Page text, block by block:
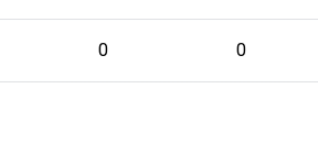
0 0